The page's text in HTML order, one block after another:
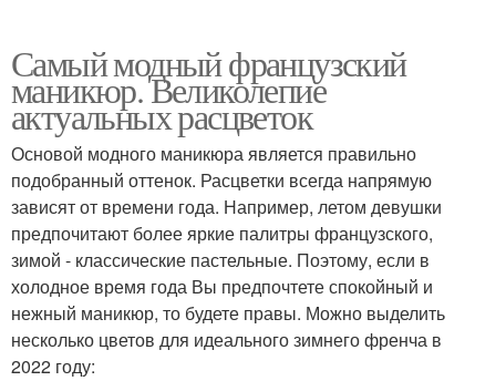
Самый модный французский
маникюр. Великолепие
актуальных расцветок
Основой модного маникюра является правильно
подобранный оттенок. Расцветки всегда напрямую
зависят от времени года. Например, летом девушки
предпочитают более яркие палитры французского,
зимой - классические пастельные. Поэтому, если в
холодное время года Вы предпочтете спокойный и
нежный маникюр, то будете правы. Можно выделить
несколько цветов для идеального зимнего френча в
2022 году: